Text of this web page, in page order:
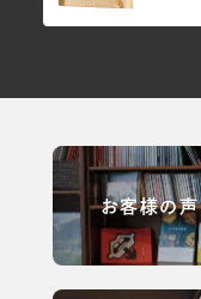
お客様の声